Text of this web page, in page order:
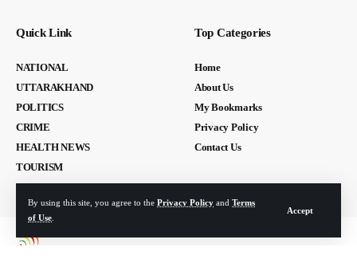
By using this site, you agree to the Privacy Policy and Terms
of Use
Accept
Quick Link
NATIONAL
UTTARAKHAND
POLITICS
CRIME
HEALTH NEWS
TOURISM
Top Categories
Home
About Us
My Bookmarks
Privacy Policy
Contact Us